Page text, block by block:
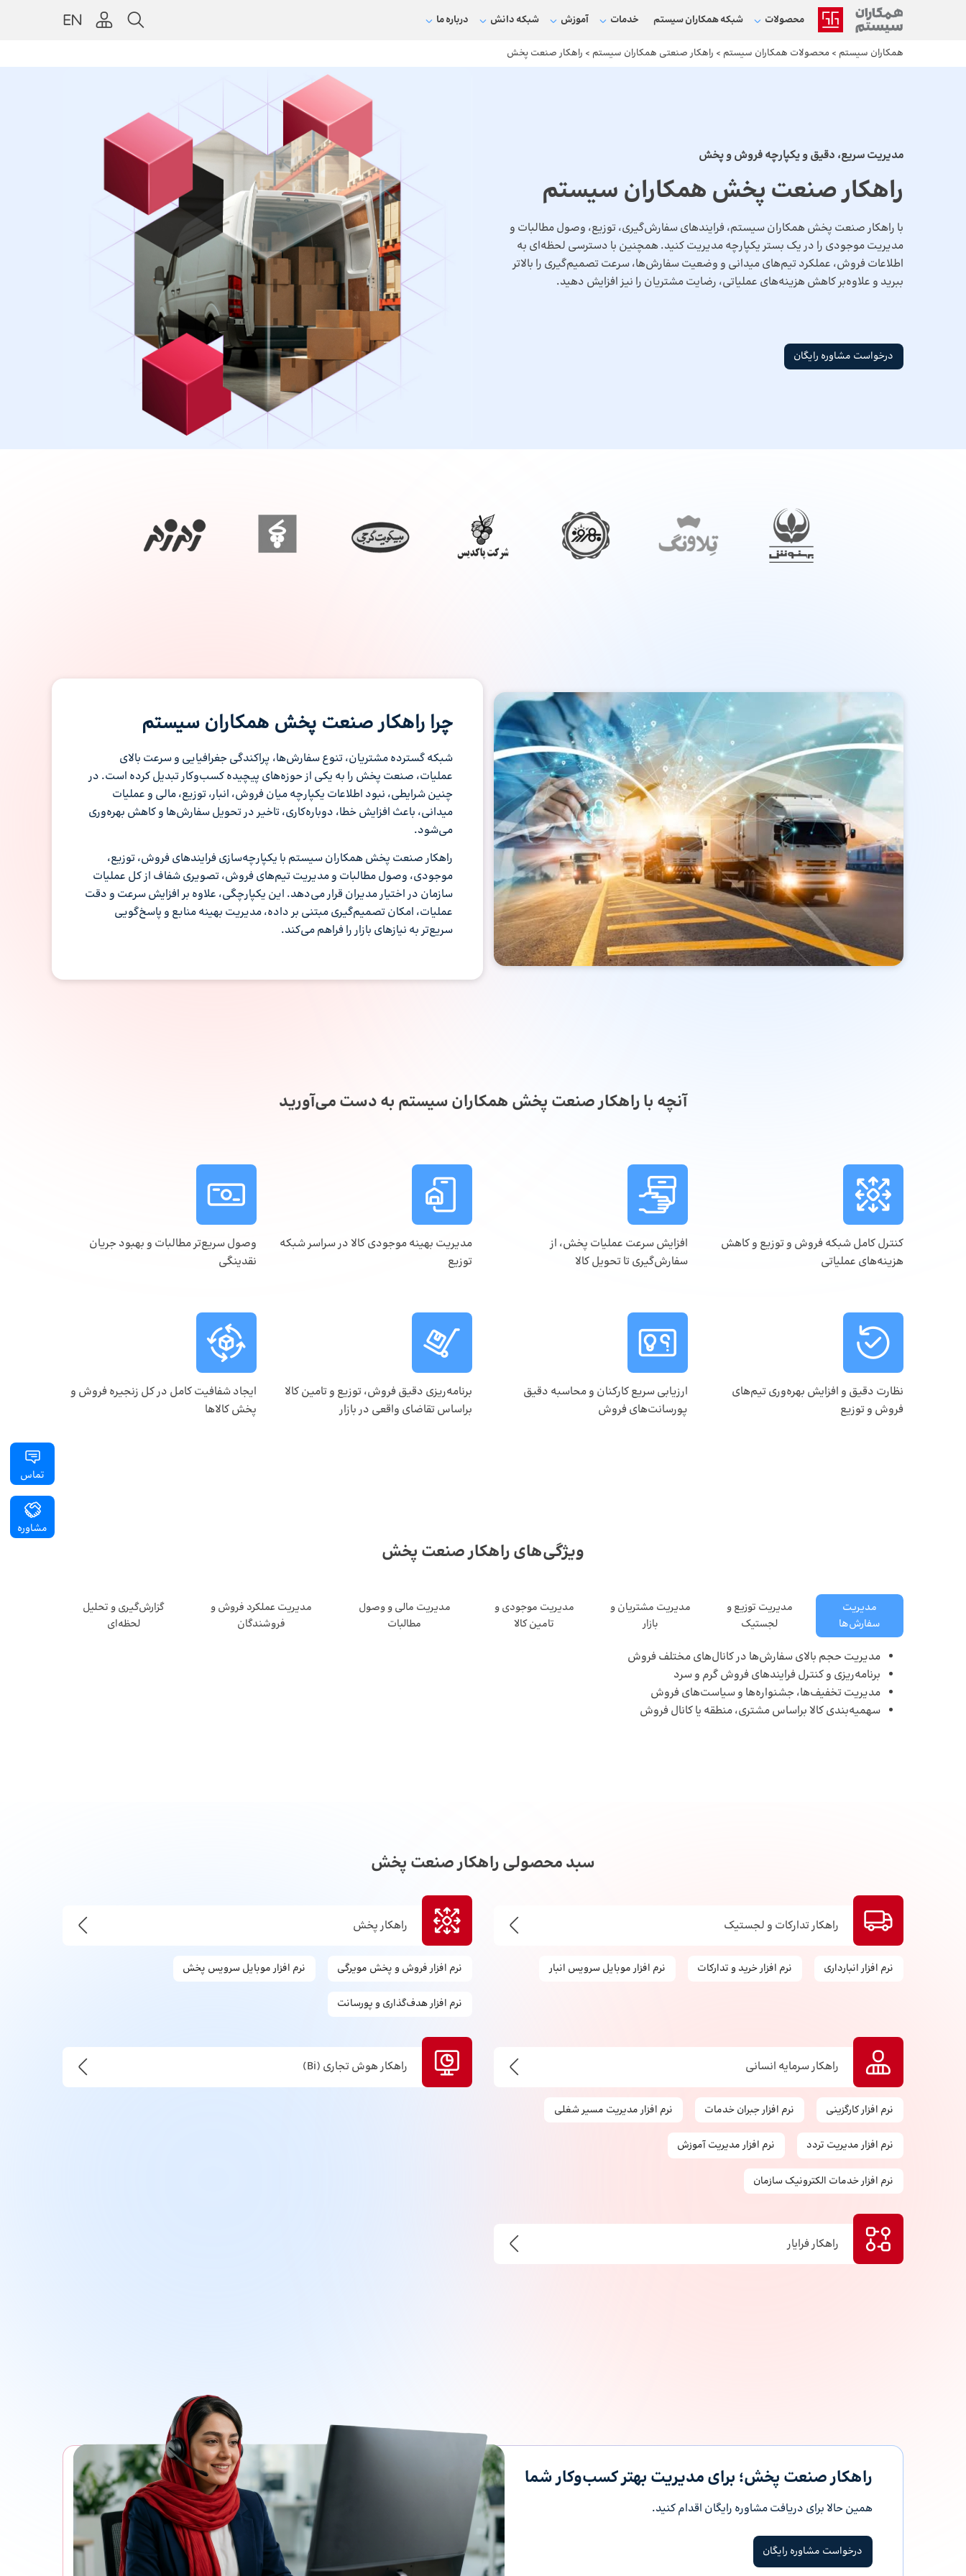
محصولات شبکه‌ همکاران سیستم خدمات آموزش شبکه دانش درباره ما
همکاران سیستم > محصولات همکاران سیستم > راهکار صنعتی همکاران سیستم > راهکار صنعت پخش
مدیریت سریع، دقیق و یکپارچه فروش و پخش
راهکار صنعت پخش همکاران سیستم
با راهکار صنعت پخش همکاران سیستم، فرایندهای سفارش‌گیری، توزیع، وصول مطالبات و
مدیریت موجودی را در یک بستر یکپارچه مدیریت کنید. همچنین با دسترسی لحظه‌ای به
اطلاعات فروش، عملکرد تیم‌های میدانی و وضعیت سفارش‌ها، سرعت تصمیم‌گیری را بالاتر
ببرید و علاوه‌بر کاهش هزینه‌های عملیاتی، رضایت مشتریان را نیز افزایش دهید.
درخواست مشاوره رایگان
چرا راهکار صنعت پخش همکاران سیستم
شبکه گسترده مشتریان، تنوع سفارش‌ها، پراکندگی جغرافیایی و سرعت بالای
عملیات، صنعت پخش را به یکی از حوزه‌های پیچیده کسب‌وکار تبدیل کرده است. در
چنین شرایطی، نبود اطلاعات یکپارچه میان فروش، انبار، توزیع، مالی و عملیات
میدانی، باعث افزایش خطا، دوباره‌کاری، تاخیر در تحویل سفارش‌ها و کاهش بهره‌وری
می‌شود.
راهکار صنعت پخش همکاران سیستم با یکپارچه‌سازی فرایندهای فروش، توزیع،
موجودی، وصول مطالبات و مدیریت تیم‌های فروش، تصویری شفاف از کل عملیات
سازمان در اختیار مدیران قرار می‌دهد. این یکپارچگی، علاوه بر افزایش سرعت و دقت
عملیات، امکان تصمیم‌گیری مبتنی بر داده، مدیریت بهینه منابع و پاسخ‌گویی
سریع‌تر به نیازهای بازار را فراهم می‌کند.
آنچه با راهکار صنعت پخش همکاران سیستم به دست می‌آورید
کنترل کامل شبکه فروش و توزیع و کاهش
هزینه‌های عملیاتی
افزایش سرعت عملیات پخش، از
سفارش‌گیری تا تحویل کالا
مدیریت بهینه موجودی کالا در سراسر شبکه
توزیع
وصول سریع‌تر مطالبات و بهبود جریان
نقدینگی
نظارت دقیق و افزایش بهره‌وری تیم‌های
فروش و توزیع
ارزیابی سریع کارکنان و محاسبه دقیق
پورسانت‌های فروش
برنامه‌ریزی دقیق فروش، توزیع و تامین کالا
براساس تقاضای واقعی در بازار
ایجاد شفافیت کامل در کل زنجیره فروش و
پخش کالاها
ویژگی‌های راهکار صنعت پخش
مدیریت
سفارش‌ها
مدیریت توزیع و
لجستیک
مدیریت مشتریان و
بازار
مدیریت موجودی و
تامین کالا
مدیریت مالی و وصول
مطالبات
مدیریت عملکرد فروش و
فروشندگان
گزارش‌گیری و تحلیل
لحظه‌ای
مدیریت حجم بالای سفارش‌ها در کانال‌های مختلف فروش
برنامه‌ریزی و کنترل فرایندهای فروش گرم و سرد
مدیریت تخفیف‌ها، جشنواره‌ها و سیاست‌های فروش
سهمیه‌بندی کالا براساس مشتری، منطقه یا کانال فروش
سبد محصولی راهکار صنعت پخش
راهکار تدارکات و لجستیک
نرم افزار انبارداری نرم‌ افزار خرید و تدارکات نرم افزار موبایل سرویس انبار
راهکار پخش
نرم افزار فروش و پخش مویرگی نرم افزار موبایل سرویس پخش
نرم افزار هدف‌گذاری و پورسانت
راهکار سرمایه انسانی
نرم افزار کارگزینی نرم افزار جبران خدمات نرم افزار مدیریت مسیر شغلی
نرم افزار مدیریت تردد نرم افزار مدیریت آموزش
نرم افزار خدمات الکترونیک سازمان
راهکار هوش تجاری (Bi)
راهکار فرایار
راهکار صنعت پخش؛ برای مدیریت بهتر کسب‌وکار شما
همین حالا برای دریافت مشاوره رایگان اقدام کنید.
درخواست مشاوره رایگان
تماس
مشاوره